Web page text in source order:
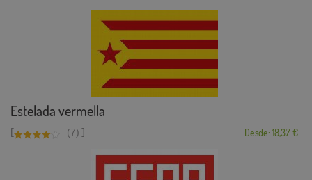
Estelada vermella
[ (7) ] Desde: 18,37 €